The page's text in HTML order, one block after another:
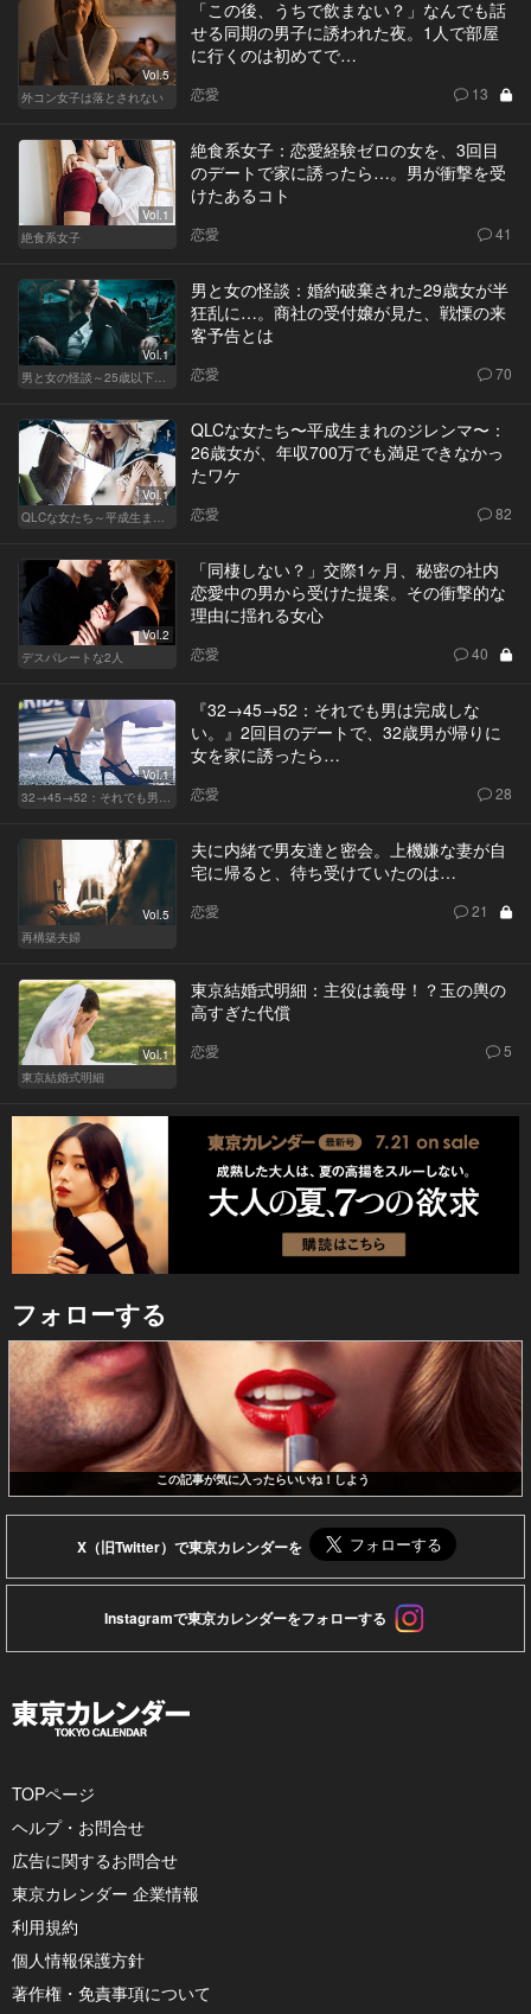
Vol.5
外コン女子は落とされない
「この後、うちで飲まない？」なんでも話
せる同期の男子に誘われた夜。1人で部屋
に行くのは初めてで…
恋愛 13
Vol.1
絶食系女子
絶食系女子：恋愛経験ゼロの女を、3回目
のデートで家に誘ったら…。男が衝撃を受
けたあるコト
恋愛 41
Vol.1
男と女の怪談：婚約破棄された29歳女が半
狂乱に…。商社の受付嬢が見た、戦慄の来
客予告とは
恋愛 70
Vol.1
QLCな女たち〜平成生まれのジレンマ〜：
26歳女が、年収700万でも満足できなかっ
たワケ
恋愛 82
Vol.2
デスパレートな2人
「同棲しない？」交際1ヶ月、秘密の社内
恋愛中の男から受けた提案。その衝撃的な
理由に揺れる女心
恋愛 40
Vol.1
『32→45→52：それでも男は完成しな
い。』2回目のデートで、32歳男が帰りに
女を家に誘ったら…
恋愛 28
Vol.5
再構築夫婦
夫に内緒で男友達と密会。上機嫌な妻が自
宅に帰ると、待ち受けていたのは…
恋愛 21
Vol.1
東京結婚式明細
東京結婚式明細：主役は義母！？玉の輿の
高すぎた代償
恋愛 5
フォローする
この記事が気に入ったらいいね！しよう
X（旧Twitter）で東京カレンダーを
Instagramで東京カレンダーをフォローする
TOPページ
ヘルプ・お問合せ
広告に関するお問合せ
東京カレンダー 企業情報
利用規約
個人情報保護方針
著作権・免責事項について